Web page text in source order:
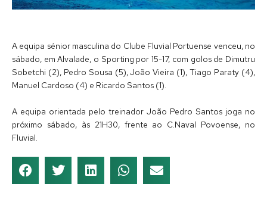
A equipa sénior masculina do Clube Fluvial Portuense venceu, no
sábado, em Alvalade, o Sporting por 15-17, com golos de Dimutru
Sobetchi (2), Pedro Sousa (5), João Vieira (1), Tiago Paraty (4),
Manuel Cardoso (4) e Ricardo Santos (1).
A equipa orientada pelo treinador João Pedro Santos joga no
próximo sábado, às 21H30, frente ao C.Naval Povoense, no
Fluvial.